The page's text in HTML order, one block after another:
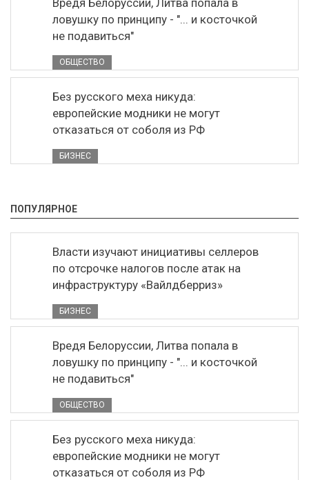
Вредя Белоруссии, Литва попала в
ловушку по принципу - "... и косточкой
не подавиться"
ОБЩЕСТВО
Без русского меха никуда:
европейские модники не могут
отказаться от соболя из РФ
БИЗНЕС
ПОПУЛЯРНОЕ
Власти изучают инициативы селлеров
по отсрочке налогов после атак на
инфраструктуру «Вайлдберриз»
БИЗНЕС
Вредя Белоруссии, Литва попала в
ловушку по принципу - "... и косточкой
не подавиться"
ОБЩЕСТВО
Без русского меха никуда:
европейские модники не могут
отказаться от соболя из РФ